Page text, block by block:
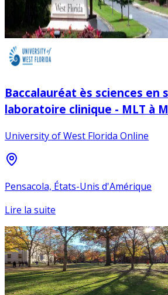
Baccalauréat ès sciences en
laboratoire clinique - MLT à
University of West Florida Online
Pensacola, États-Unis d'Amérique
Lire la suite